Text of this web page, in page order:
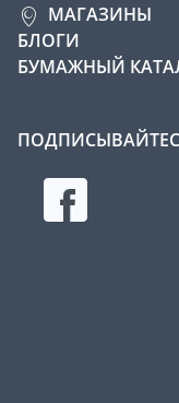
МАГАЗИНЫ
БЛОГИ
БУМАЖНЫЙ